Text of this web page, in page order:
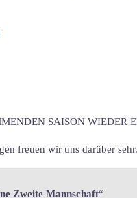
SAISON WIEDER
freuen wir uns darüber sehr.
Zweite Mannschaft“